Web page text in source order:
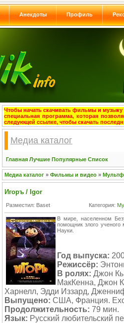
Анекдоты Профиль
Чтобы начать скачивать фильмы и музыку
специальная программа, которая
следующей ссылке, чтобы скачать
Медиа каталог
Главная Лучшие Популярные Список
Медиа каталог » Фильмы и видео »
Игоръ / Igor
Разместил: Baset Категория:
В мире, населенном
помощник злого
Науки.
Год выпуска:
Режиссёр:
В ролях: Джон
МакКенна, Джон
Харнелл, Эдди Иззард,
Выпущено: США, Франция.
Продолжительность: 79 мин.
Язык: Русский любительский